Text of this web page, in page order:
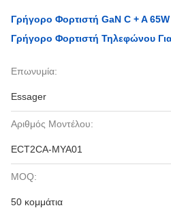
Γρήγορο Φορτιστή GaN C + A
Γρήγορο Φορτιστή Τηλεφώνου
Επωνυμία:
Essager
Αριθμός Μοντέλου:
ECT2CA-MYA01
MOQ:
50 κομμάτια